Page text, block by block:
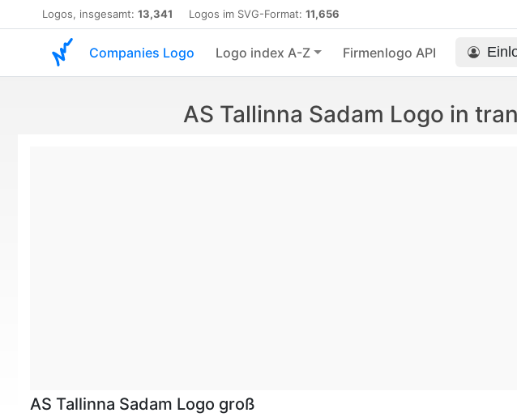
Logos, insgesamt: 13,341 Logos im SVG-Format: 11,656
Companies Logo Logo index A-Z Firmenlogo API
AS Tallinna Sadam Logo in
AS Tallinna Sadam Logo groß